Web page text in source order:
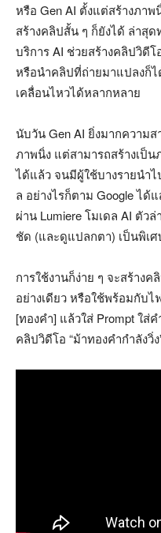
หรือ Gen AI ตั้งแต่สร้างภา
สร้างคลิปสั้น ๆ ก็ยังได้ ล่าสุด
บริการ AI ช่วยสร้างคลิปวิดี
หรือนำคลิปที่ถ่ายมาแปลงก็
เคลื่อนไหวได้หลากหลาย
นับวัน Gen AI ยิ่งมากความส
ภาพนิ่ง แต่สามารถสร้างเป็
ได้แล้ว จนมีผู้ใช้บางรายนำ
ล อย่างไรก็ตาม Google ได้
ผ่าน Lumiere โมเดล AI ตัว
ชัด (และดูแปลกตา) เป็นพิเ
การใช้งานก็ง่าย ๆ จะสร้าง
อย่างเดียว หรือใช้พร้อมกับ
[ทองคำ] แล้วใส่ Prompt ใส่
คลิปวิดีโอ “ม้าทองคำกำลังวิ่